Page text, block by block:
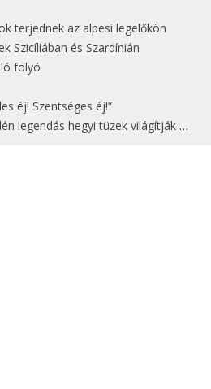
terjednek az alpesi legelőkön
Szicíliában és Szardínián
folyó
éj! Szentséges éj!”
hegyi tüzek világítják meg Zugspitzét